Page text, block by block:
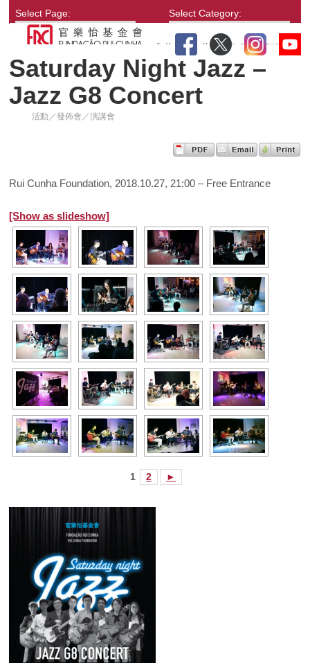
Select Page: Select Category:
Saturday Night Jazz –
Jazz G8 Concert
活動／發佈會／演講會
Rui Cunha Foundation, 2018.10.27, 21:00 – Free Entrance
[Show as slideshow]
1 2 ►